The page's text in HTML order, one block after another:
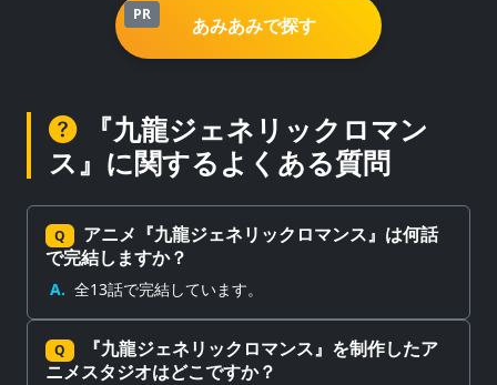
PR あみあみで探す
『九龍ジェネリックロマン
ス』に関するよくある質問
Q
アニメ『九龍ジェネリックロマンス』は何話
で完結しますか？
A. 全13話で完結しています。
Q
『九龍ジェネリックロマンス』を制作したア
ニメスタジオはどこですか？